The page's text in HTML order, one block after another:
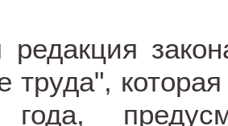
редакция
труда",